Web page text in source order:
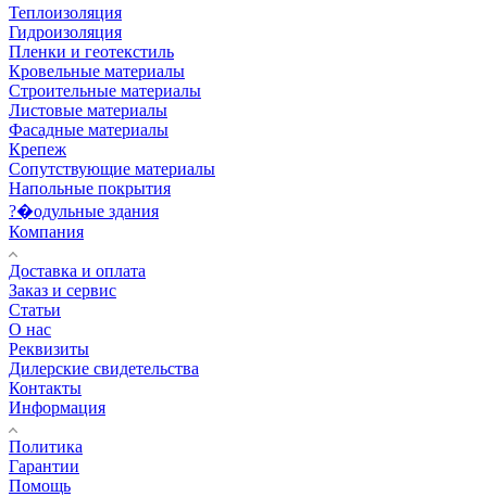
Теплоизоляция
Гидроизоляция
Пленки и геотекстиль
Кровельные материалы
Строительные материалы
Листовые материалы
Фасадные материалы
Крепеж
Сопутствующие материалы
Напольные покрытия
?�одульные здания
Компания
Доставка и оплата
Заказ и сервис
Статьи
О нас
Реквизиты
Дилерские свидетельства
Контакты
Информация
Политика
Гарантии
Помощь